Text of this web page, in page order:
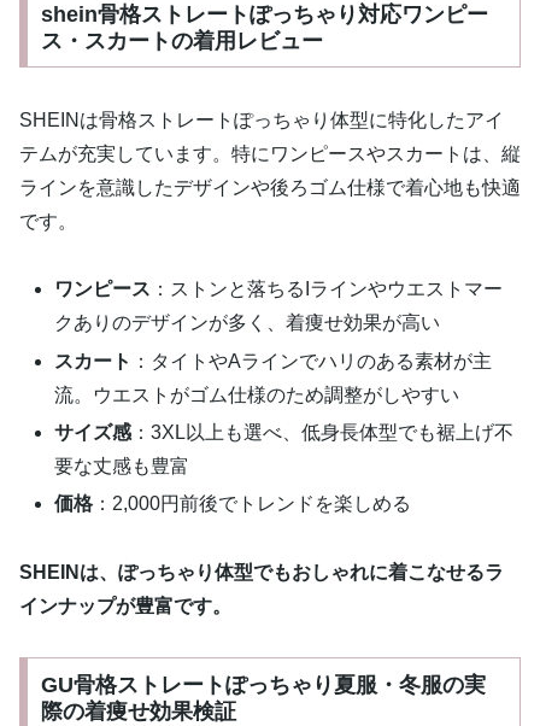
shein骨格ストレートぽっちゃり対応ワンピー
ス・スカートの着用レビュー
SHEINは骨格ストレートぽっちゃり体型に特化したアイ
テムが充実しています。特にワンピースやスカートは、縦
ラインを意識したデザインや後ろゴム仕様で着心地も快適
です。
ワンピース ：ストンと落ちるIラインやウエストマー
クありのデザインが多く、着痩せ効果が高い
スカート ：タイトやAラインでハリのある素材が主
流。ウエストがゴム仕様のため調整がしやすい
サイズ感 ：3XL以上も選べ、低身長体型でも裾上げ不
要な丈感も豊富
価格 ：2,000円前後でトレンドを楽しめる
SHEINは、ぽっちゃり体型でもおしゃれに着こなせるラ
インナップが豊富です。
GU骨格ストレートぽっちゃり夏服・冬服の実
際の着痩せ効果検証